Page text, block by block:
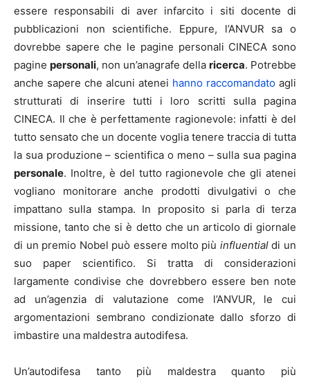
essere responsabili di aver infarcito i siti docente di
pubblicazioni non scientifiche. Eppure, l’ANVUR sa o
dovrebbe sapere che le pagine personali CINECA sono
pagine personali, non un’anagrafe della ricerca. Potrebbe
anche sapere che alcuni atenei hanno raccomandato agli
strutturati di inserire tutti i loro scritti sulla pagina
CINECA. Il che è perfettamente ragionevole: infatti è del
tutto sensato che un docente voglia tenere traccia di tutta
la sua produzione – scientifica o meno – sulla sua pagina
personale. Inoltre, è del tutto ragionevole che gli atenei
vogliano monitorare anche prodotti divulgativi o che
impattano sulla stampa. In proposito si parla di terza
missione, tanto che si è detto che un articolo di giornale
di un premio Nobel può essere molto più influentialdi un
suo paper scientifico. Si tratta di considerazioni
largamente condivise che dovrebbero essere ben note
ad un’agenzia di valutazione come l’ANVUR, le cui
argomentazioni sembrano condizionate dallo sforzo di
imbastire una maldestra autodifesa.
Un’autodifesa tanto più maldestra quanto più